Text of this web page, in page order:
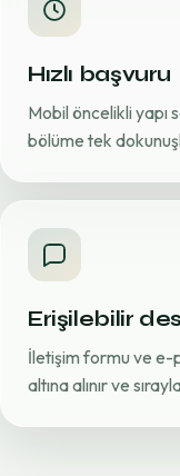
Hızlı başvuru
Mobil öncelikli yapı
bölüme tek
Erişilebilir
İletişim formu ve e-
altına alınır ve